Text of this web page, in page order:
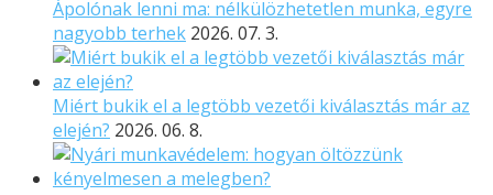
Ápolónak lenni ma: nélkülözhetetlen munka, egyre
nagyobb terhek 2026. 07. 3.
Miért bukik el a legtöbb vezetői kiválasztás már az
elején? 2026. 06. 8.